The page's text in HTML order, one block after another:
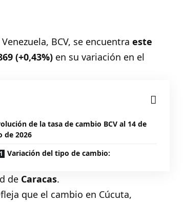
BCV, se encuentraeste
(+0,43%) en su variación en el
de la tasa de cambio BCV al 14 de
de 2026
Variación del tipo de cambio:
de Caracas.
que el cambio en Cúcuta,